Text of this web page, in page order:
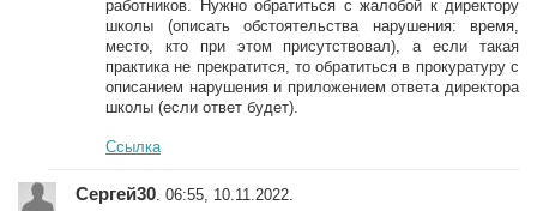
работников. Нужно обратиться с жалобой к директору
школы (описать обстоятельства нарушения: время,
место, кто при этом присутствовал), а если такая
практика не прекратится, то обратиться в прокуратуру с
описанием нарушения и приложением ответа директора
школы (если ответ будет).
Ссылка
Сергей30 . 06:55, 10.11.2022.